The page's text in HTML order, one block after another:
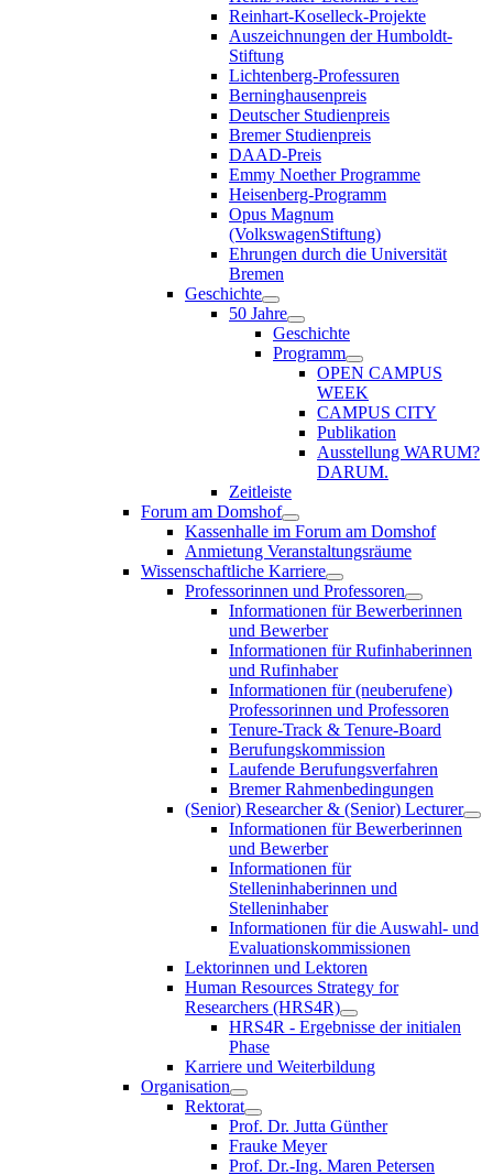
Reinhart-Koselleck-Projekte
Auszeichnungen der Humboldt-
Stiftung
Lichtenberg-Professuren
Berninghausenpreis
Deutscher Studienpreis
Bremer Studienpreis
DAAD-Preis
Emmy Noether Programme
Heisenberg-Programm
Opus Magnum
(VolkswagenStiftung)
Ehrungen durch die Universität
Bremen
Geschichte
50 Jahre
Geschichte
Programm
OPEN CAMPUS
WEEK
CAMPUS CITY
Publikation
Ausstellung WARUM?
DARUM.
Zeitleiste
Forum am Domshof
Kassenhalle im Forum am Domshof
Anmietung Veranstaltungsräume
Wissenschaftliche Karriere
Professorinnen und Professoren
Informationen für Bewerberinnen
und Bewerber
Informationen für Rufinhaberinnen
und Rufinhaber
Informationen für (neuberufene)
Professorinnen und Professoren
Tenure-Track & Tenure-Board
Berufungskommission
Laufende Berufungsverfahren
Bremer Rahmenbedingungen
(Senior) Researcher & (Senior) Lecturer
Informationen für Bewerberinnen
und Bewerber
Informationen für
Stelleninhaberinnen und
Stelleninhaber
Informationen für die Auswahl- und
Evaluationskommissionen
Lektorinnen und Lektoren
Human Resources Strategy for
Researchers (HRS4R)
HRS4R - Ergebnisse der initialen
Phase
Karriere und Weiterbildung
Organisation
Rektorat
Prof. Dr. Jutta Günther
Frauke Meyer
Prof. Dr.-Ing. Maren Petersen